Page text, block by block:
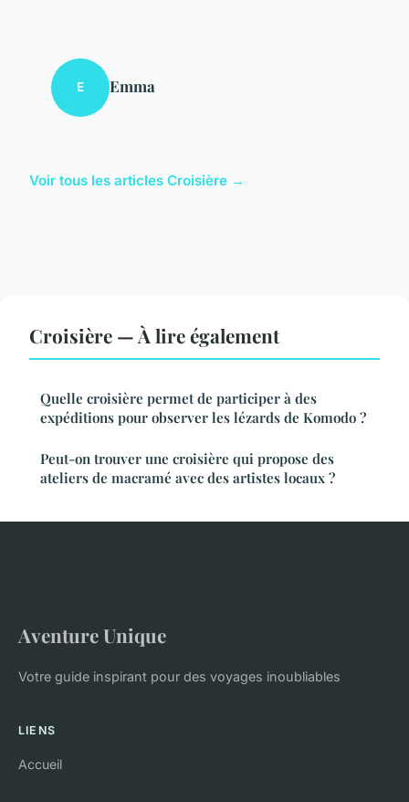
E Emma
Voir tous les articles Croisière →
Croisière — À lire également
Quelle croisière permet de participer à des
expéditions pour observer les lézards de Komodo ?
Peut-on trouver une croisière qui propose des
ateliers de macramé avec des artistes locaux ?
Aventure Unique
Votre guide inspirant pour des voyages inoubliables
LIENS
Accueil